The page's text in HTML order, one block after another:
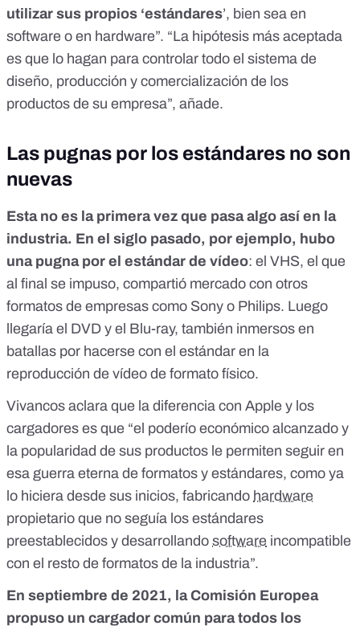
utilizar sus propios ‘estándares’, bien sea en
software o en hardware”. “La hipótesis más aceptada
es que lo hagan para controlar todo el sistema de
diseño, producción y comercialización de los
productos de su empresa”, añade.
Las pugnas por los estándares no son
nuevas
Esta no es la primera vez que pasa algo así en la
industria. En el siglo pasado, por ejemplo, hubo
una pugna por el estándar de vídeo: el VHS, el que
al final se impuso, compartió mercado con otros
formatos de empresas como Sony o Philips. Luego
llegaría el DVD y el Blu-ray, también inmersos en
batallas por hacerse con el estándar en la
reproducción de vídeo de formato físico.
Vivancos aclara que la diferencia con Apple y los
cargadores es que “el poderío económico alcanzado y
la popularidad de sus productos le permiten seguir en
esa guerra eterna de formatos y estándares, como ya
lo hiciera desde sus inicios, fabricando hardware
propietario que no seguía los estándares
preestablecidos y desarrollando software incompatible
con el resto de formatos de la industria”.
En septiembre de 2021, laComisión Europea
propuso un cargador común para todos los